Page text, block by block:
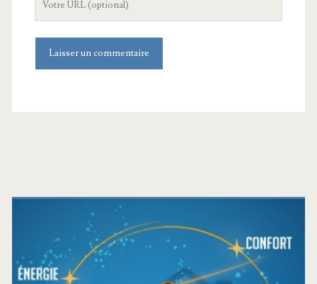
site
Barre
latérale
principale